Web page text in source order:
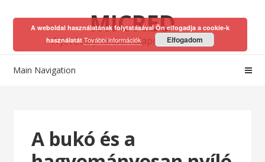
to
navigation
to
content
MICRED
A jövőt a jelenben alapozhatod meg!
Main Navigation
A bukó és a
A weboldal használatának folytatásával Ön elfogadja a cookie-k
használatátTovábbi információk Elfogadom